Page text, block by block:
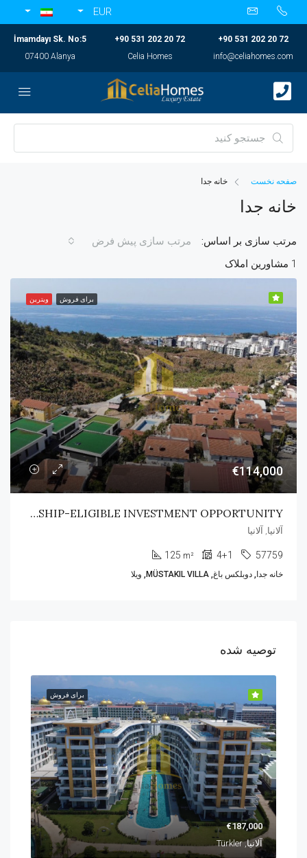
EUR
+90 531 202 20 72
info@celiahomes.com
+90 531 202 20 72
Celia Homes
İmamdayı Sk. No:5
07400 Alanya
صفحه نخست خانه جدا
خانه جدا
1 مشاورین املاک
مرتب سازی بر اساس: مرتب سازی پیش فرض
برای فروش ویترین
€114,000
CITIZENSHIP-ELIGIBLE INVESTMENT OPPORTUNITY
آلانیا, آلانیا
57759
4+1
125 m²
خانه جدا, دوبلکس باغ, MÜSTAKIL VILLA, ویلا
توصیه شده
برای فروش
€187,000
آلانیا, Türkler